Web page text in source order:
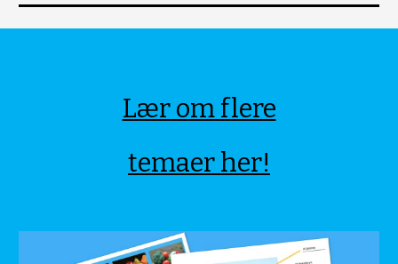
Lær om flere
temaer her!